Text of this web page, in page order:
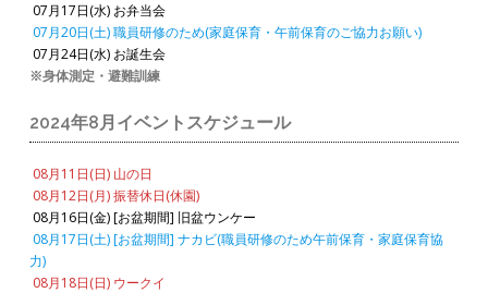
07月17日(水) お弁当会
07月20日(土) 職員研修のため(家庭保育・午前保育のご協力お願い)
07月24日(水) お誕生会
※身体測定・避難訓練
2024年8月イベントスケジュール
08月11日(日) 山の日
08月12日(月) 振替休日(休園)
08月16日(金) [お盆期間] 旧盆ウンケー
08月17日(土) [お盆期間] ナカビ(職員研修のため午前保育・家庭保育協
力)
08月18日(日) ウークイ